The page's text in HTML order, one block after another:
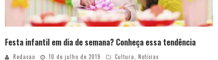
Festa infantil em dia de semana? Conheça essa tendência
Redacao 10 de julho de 2019 Cultura, Notícias